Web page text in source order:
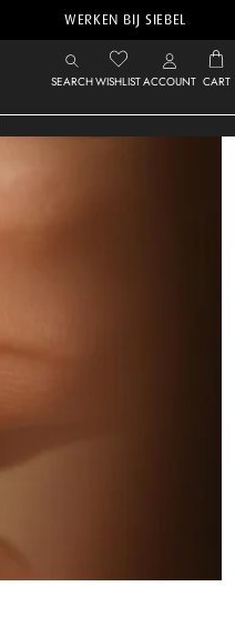
WERKEN BIJ SIEBEL
SEARCHWISHLISTACCOUNT CART